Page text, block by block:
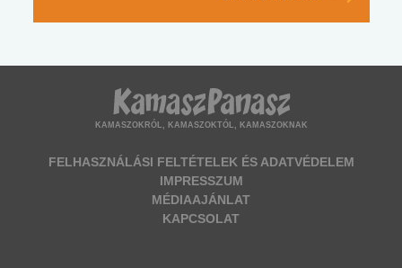
KAMASZOKRÓL, KAMASZOKTÓL, KAMASZOKNAK
FELHASZNÁLÁSI FELTÉTELEK ÉS ADATVÉDELEM
IMPRESSZUM
MÉDIAAJÁNLAT
KAPCSOLAT